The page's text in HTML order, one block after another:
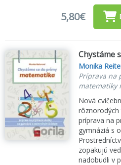
5,80€
Chystáme
Monika
Príprava na
matematiky
Nová
príprava na
gymnáziá s
zopakujú
nadobudli v